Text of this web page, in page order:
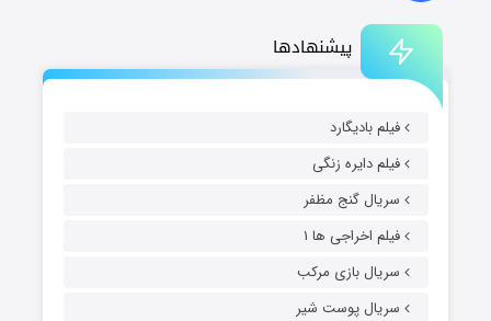
پیشنهادها
فیلم بادیگارد
فیلم دایره زنگی
سریال گنج مظفر
فیلم اخراجی ها ۱
سریال بازی مرکب
سریال پوست شیر